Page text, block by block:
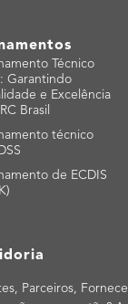
Técnico
Garantindo
e Excelência
Brasil
técnico
de ECDIS
Parceiros,